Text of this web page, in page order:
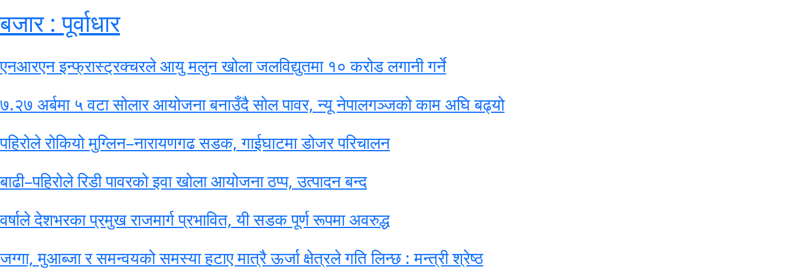
बजार : पूर्वाधार
एनआरएन इन्फ्रास्ट्रक्चरले आयु मलुन खोला जलविद्युतमा १० करोड लगानी गर्ने
७.२७ अर्बमा ५ वटा सोलार आयोजना बनाउँदै सोल पावर, न्यू नेपालगञ्जको काम अघि बढ्यो
पहिरोले रोकियो मुग्लिन–नारायणगढ सडक, गाईघाटमा डोजर परिचालन
बाढी–पहिरोले रिडी पावरको इवा खोला आयोजना ठप्प, उत्पादन बन्द
वर्षाले देशभरका प्रमुख राजमार्ग प्रभावित, यी सडक पूर्ण रूपमा अवरुद्ध
जग्गा, मुआब्जा र समन्वयको समस्या हटाए मात्रै ऊर्जा क्षेत्रले गति लिन्छ : मन्त्री श्रेष्ठ